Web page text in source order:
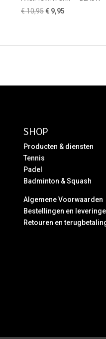
€10,95Oorspronkelijke
€ 9,95
SHOP
Producten & diensten
Tennis
Padel
Badminton & Squash
Algemene Voorwaarden
Bestellingen en
Retouren en